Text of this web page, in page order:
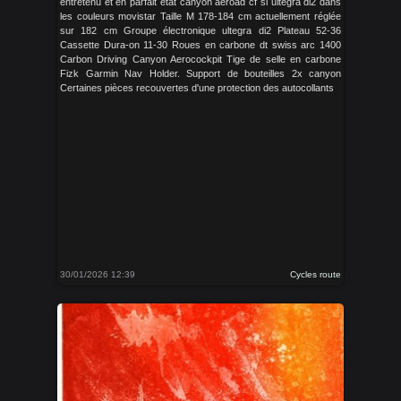
les couleurs movistar Taille M 178-184 cm actuellement réglée
sur 182 cm Groupe électronique ultegra di2 Plateau 52-36
Cassette Dura-on 11-30 Roues en carbone dt swiss arc 1400
Carbon Driving Canyon Aerocockpit Tige de selle en carbone
Fizk Garmin Nav Holder. Support de bouteilles 2x canyon
Certaines pièces recouvertes d'une protection des autocollants
30/01/2026 12:39 Cycles route